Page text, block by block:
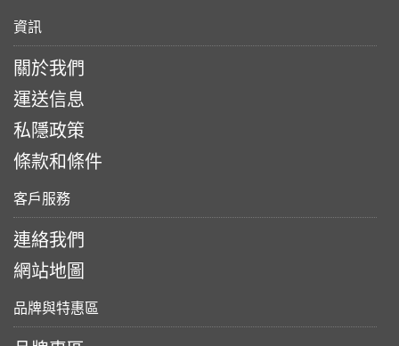
資訊
關於我們
運送信息
私隱政策
條款和條件
客戶服務
連絡我們
網站地圖
品牌與特惠區